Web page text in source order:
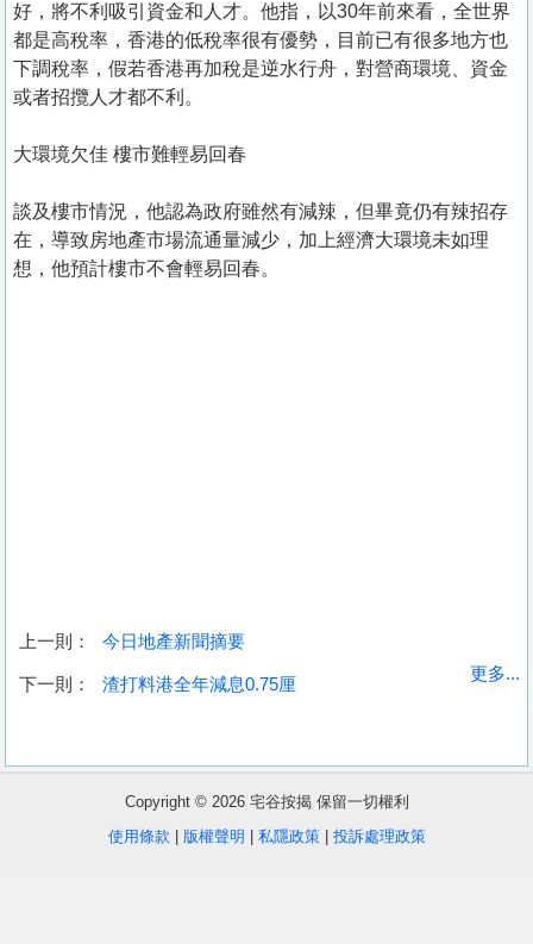
收
盤
好，將不利吸引資金和人才。他指，以30年前來看，全世界
都是高稅率，香港的低稅率很有優勢，目前已有很多地方也
下調稅率，假若香港再加稅是逆水行舟，對營商環境、資金
或者招攬人才都不利。
大環境欠佳 樓市難輕易回春
談及樓市情況，他認為政府雖然有減辣，但畢竟仍有辣招存
在，導致房地產市場流通量減少，加上經濟大環境未如理
想，他預計樓市不會輕易回春。
上一則： 今日地產新聞摘要
下一則： 渣打料港全年減息0.75厘
更多...
Copyright © 2026 宅谷按揭 保留一切權利
使用條款
版權聲明 私隱政策| 投訴處理政策